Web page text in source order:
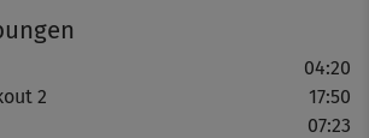
wird der gesamte Körper gefordert –
den Rumpf bis hin zum Oberkörper.
dem (Kick-)Boxen sorgen außerdem für
04:20
2
17:50
07:23